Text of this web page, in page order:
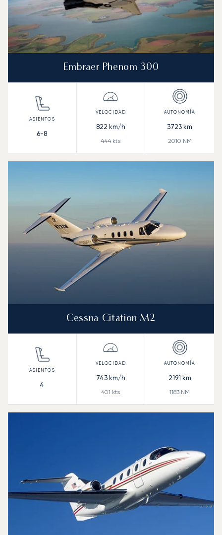
Embraer Phenom 300
6-8
822 km/h
444 kts
3723 km
2010 NM
Cessna Citation M2
4
743km/h
401 kts
2191 km
1183 NM